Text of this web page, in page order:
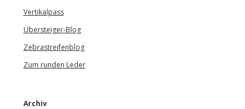
Vertikalpass
Übersteiger-Blog
Zebrastreifenblog
Zum runden Leder
Archiv